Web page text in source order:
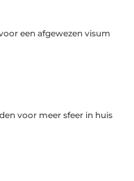
een afgewezen visum
voor meer sfeer in huis